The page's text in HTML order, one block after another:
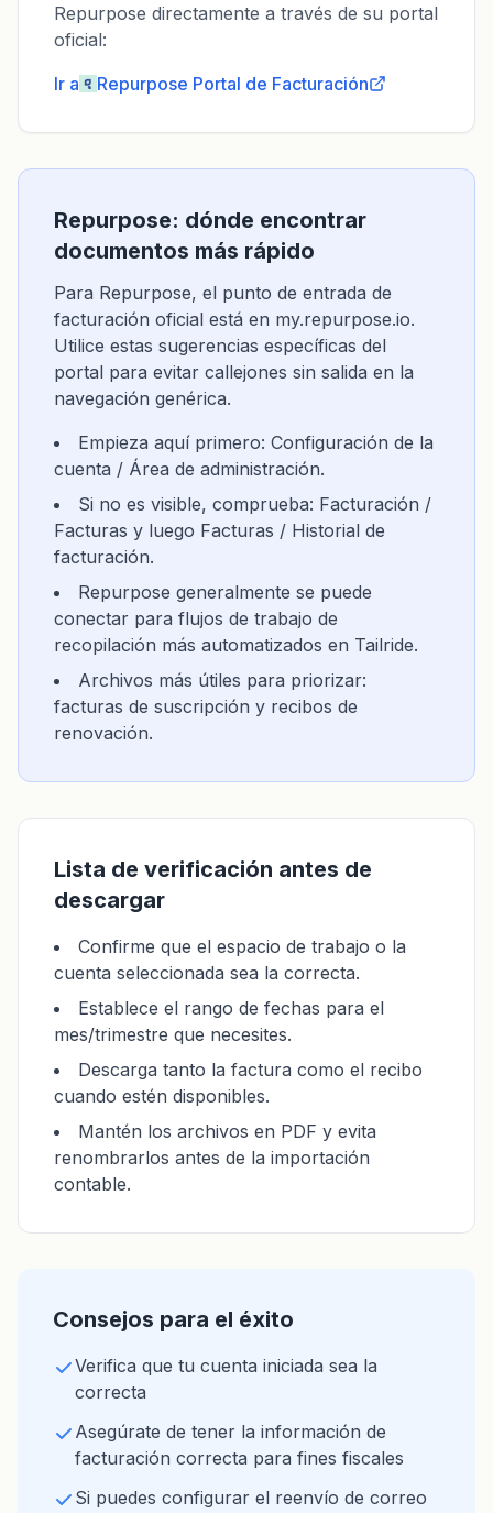
Repurpose directamente a través de su portal
oficial:
Ir a
Repurpose Portal de Facturación
Repurpose: ​​dónde encontrar
documentos más rápido
Para Repurpose, el punto de entrada de
facturación oficial está en my.repurpose.io.
Utilice estas sugerencias específicas del
portal para evitar callejones sin salida en la
navegación genérica.
Empieza aquí primero: Configuración de la
cuenta / Área de administración.
Si no es visible, comprueba: Facturación /
Facturas y luego Facturas / Historial de
facturación.
Repurpose generalmente se puede
conectar para flujos de trabajo de
recopilación más automatizados en Tailride.
Archivos más útiles para priorizar:
facturas de suscripción y recibos de
renovación.
Lista de verificación antes de
descargar
Confirme que el espacio de trabajo o la
cuenta seleccionada sea la correcta.
Establece el rango de fechas para el
mes/trimestre que necesites.
Descarga tanto la factura como el recibo
cuando estén disponibles.
Mantén los archivos en PDF y evita
renombrarlos antes de la importación
contable.
Consejos para el éxito
Verifica que tu cuenta iniciada sea la
correcta
Asegúrate de tener la información de
facturación correcta para fines fiscales
Si puedes configurar el reenvío de correo